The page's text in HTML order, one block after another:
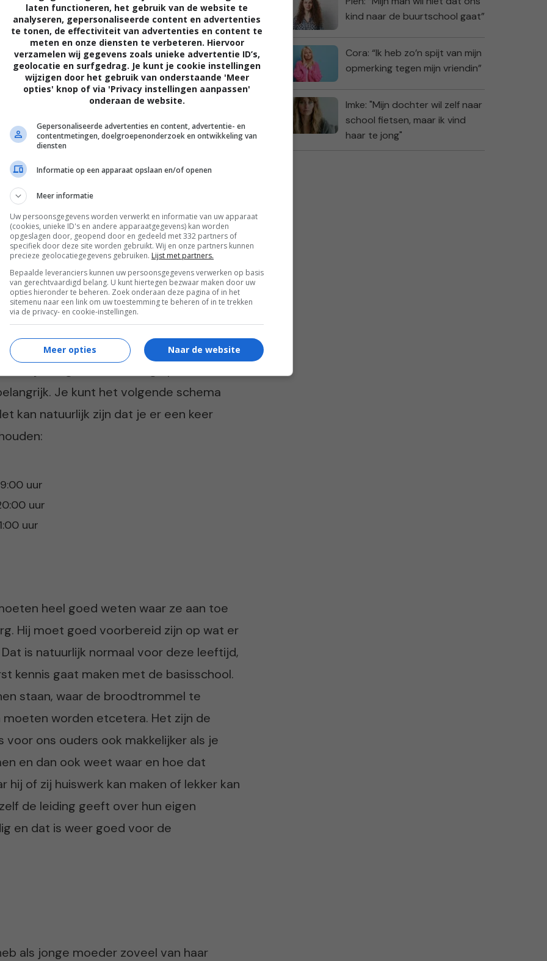
anders aan toe dan op de
Mijn zoontje kijkt altijd eerst goed de
wie hij het leukste vindt en stapt er dan
dat kinderen zelf leren om
kinderen zich niet gauw
door een keer naar een vreemde
kindjes en kun je je kind leren erop af
gaan moeten erg wennen aan
stromen vanuit de peuterspeelzaal,
moeten dan erg wennen aan de
De verwachte concentratie van
langer in de kring zitten, langer naar
je de grote lunch mag opeten.
Je kunt het volgende schema
kan natuurlijk zijn dat je er een keer
uur
uur
uur
heel goed weten waar ze aan toe
Hij moet goed voorbereid zijn op wat er
is natuurlijk normaal voor deze leeftijd,
kennis gaat maken met de basisschool.
staan, waar de broodtrommel te
worden etcetera. Het zijn de
voor ons ouders ook makkelijker als je
en dan ook weet waar en hoe dat
of zij huiswerk kan maken of lekker kan
de leiding geeft over hun eigen
en dat is weer goed voor de
als jonge moeder zoveel van haar
kind naar de buurtschool gaat”
Cora: “Ik heb zo’n spijt van mijn
opmerking tegen mijn vriendin”
Imke: "Mijn dochter wil zelf naar
school fietsen, maar ik vind
haar te jong"
laten functioneren, het gebruik van de website te
analyseren, gepersonaliseerde content en advertenties
te tonen, de effectiviteit van advertenties en content te
meten en onze diensten te verbeteren. Hiervoor
verzamelen wij gegevens zoals unieke advertentie ID’s,
geolocatie en surfgedrag. Je kunt je cookie instellingen
wijzigen door het gebruik van onderstaande 'Meer
opties' knop of via 'Privacy instellingen aanpassen'
onderaan de website.
Gepersonaliseerde advertenties en content, advertentie- en
contentmetingen, doelgroepenonderzoek en ontwikkeling van
diensten
Informatie op een apparaat opslaan en/of openen
Meer informatie
Uw persoonsgegevens worden verwerkt en informatie van uw apparaat
(cookies, unieke ID's en andere apparaatgegevens) kan worden
opgeslagen door, geopend door en gedeeld met 332 partners of
specifiek door deze site worden gebruikt. Wij en onze partners kunnen
precieze geolocatiegegevens gebruiken. Lijst met partners.
Bepaalde leveranciers kunnen uw persoonsgegevens verwerken op basis
van gerechtvaardigd belang. U kunt hiertegen bezwaar maken door uw
opties hieronder te beheren. Zoek onderaan deze pagina of in het
sitemenu naar een link om uw toestemming te beheren of in te trekken
via de privacy- en cookie-instellingen.
Naar de website
Meer opties